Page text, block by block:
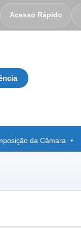
Acesso Rápido
da Câmara